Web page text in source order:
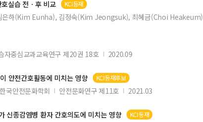
호실습 전ㆍ후 비교 KCI등재
하(Kim Eunha), 김정숙(Kim Jeongsuk), 최혜금(Choi Heakeum)
자중심교과교육연구 제20권 18호 2020.09
안전간호활동에 미치는 영향 KCI등재후보
국안전문화학회 안전문화연구 제11호 2021.03
신종감염병 환자 간호의도에 미치는 영향 KCI등재